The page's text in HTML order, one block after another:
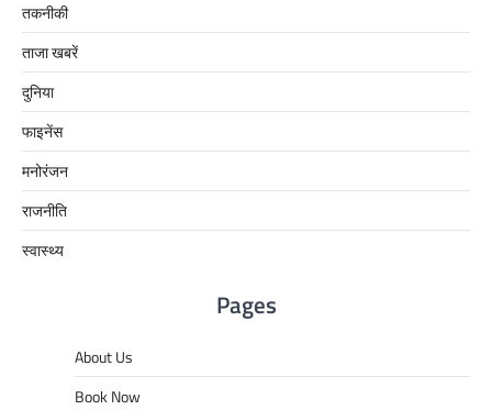
तकनीकी
ताजा खबरें
दुनिया
फाइनेंस
मनोरंजन
राजनीति
स्वास्थ्य
Pages
About Us
Book Now